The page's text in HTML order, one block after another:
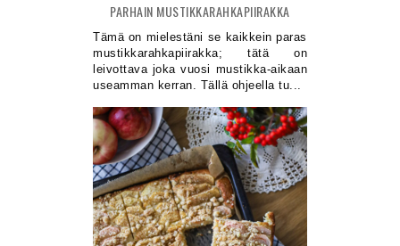
PARHAIN MUSTIKKARAHKAPIIRAKKA
Tämä on mielestäni se kaikkein paras
mustikkarahkapiirakka; tätä on
leivottava joka vuosi mustikka-aikaan
useamman kerran. Tällä ohjeella tu...